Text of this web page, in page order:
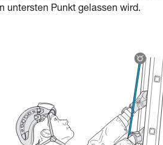
untersten Punkt gelassen wird.